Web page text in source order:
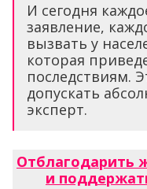
И сегодня
заявление,
вызвать у
которая
последствиям.
допускать
эксперт.
Отблагодарить
и